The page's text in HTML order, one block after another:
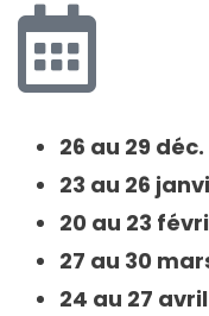
26 au 29
23 au 26
20 au 23
27 au 30
24 au 27 avril